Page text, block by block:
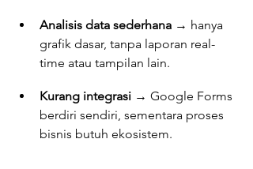
Analisis data sederhana → hanya
grafik dasar, tanpa laporan real-
time atau tampilan lain.
Kurang integrasi → Google Forms
berdiri sendiri, sementara proses
bisnis butuh ekosistem.